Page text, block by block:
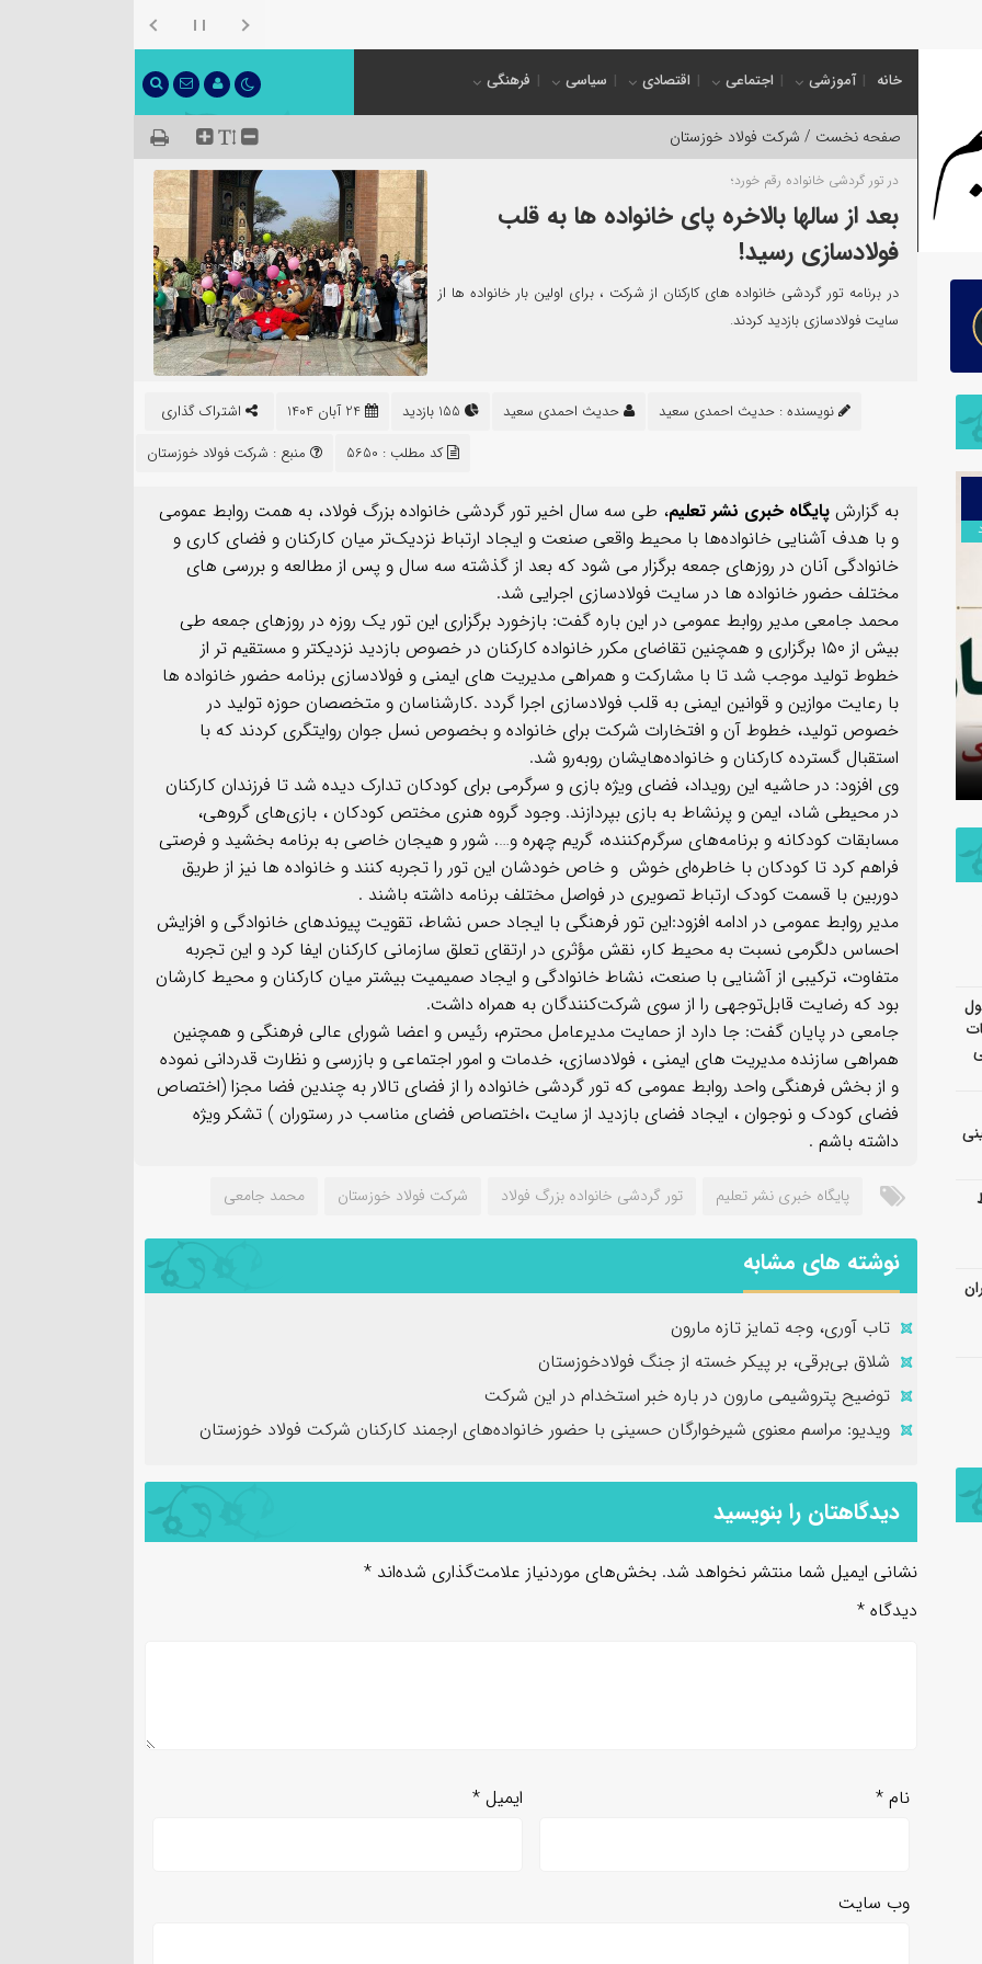
جدی
خانه آموزشی اجتماعی اقتصادی سیاسی فرهنگی
صفحه نخست / شرکت فولاد خوزستان
در تور گردشی خانواده رقم خورد؛
بعد از سالها بالاخره پای خانواده ها به قلب
فولادسازی رسید!
در برنامه تور گردشی خانواده های کارکنان از شرکت ، برای اولین بار خانواده ها از
سایت فولادسازی بازدید کردند.
اشتراک گذاری حدیث احمدی سعید نویسنده : حدیث احمدی سعید
منبع : شرکت فولاد خوزستان کد مطلب : 5650
به گزارش پایگاه خبری نشر تعلیم، طی سه سال اخیر تور گردشی خانواده بزرگ فولاد، به همت روابط‌ عمومی
و با هدف آشنایی خانواده‌ها با محیط واقعی صنعت و ایجاد ارتباط نزدیک‌تر میان کارکنان و فضای کاری و
خانوادگی آنان در روزهای جمعه برگزار می شود که بعد از گذشته سه سال و پس از مطالعه و بررسی های
مختلف حضور خانواده ها در سایت فولادسازی اجرایی شد.
محمد جامعی مدیر روابط عمومی در این باره گفت: بازخورد برگزاری این تور یک روزه در روزهای جمعه طی
بیش از ۱۵۰ برگزاری و همچنین تقاضای مکرر خانواده کارکنان در خصوص بازدید نزدیکتر و مستقیم تر از
خطوط تولید موجب شد تا با مشارکت و همراهی مدیریت های ایمنی و فولادسازی برنامه حضور خانواده ها
با رعایت موازین و قوانین ایمنی به قلب فولادسازی اجرا گردد .کارشناسان و متخصصان حوزه تولید در
خصوص تولید، خطوط آن و‌ افتخارات شرکت برای خانواده و بخصوص نسل جوان روایتگری کردند که با
استقبال گسترده کارکنان و خانواده‌هایشان روبه‌رو شد.
وی افزود: در حاشیه این رویداد، فضای ویژه بازی و سرگرمی برای کودکان تدارک دیده شد تا فرزندان کارکنان
در محیطی شاد، ایمن و پرنشاط به بازی بپردازند. وجود گروه هنری مختص کودکان ، بازی‌های گروهی،
مسابقات کودکانه و برنامه‌های سرگرم‌کننده، گریم چهره و…. شور و هیجان خاصی به برنامه بخشید و فرصتی
فراهم کرد تا کودکان با خاطره‌ای خوش و خاص خودشان این تور را تجربه کنند و خانواده ها نیز از طریق
دوربین با قسمت کودک ارتباط تصویری در فواصل مختلف برنامه داشته باشند .
مدیر روابط عمومی در ادامه افزود:این تور فرهنگی با ایجاد حس نشاط، تقویت پیوندهای خانوادگی و افزایش
احساس دلگرمی نسبت به محیط کار، نقش مؤثری در ارتقای تعلق سازمانی کارکنان ایفا کرد و این تجربه
متفاوت، ترکیبی از آشنایی با صنعت، نشاط خانوادگی و ایجاد صمیمیت بیشتر میان کارکنان و محیط کارشان
بود که رضایت قابل‌توجهی را از سوی شرکت‌کنندگان به همراه داشت.
جامعی در پایان گفت: جا دارد از حمایت مدیرعامل محترم، رئیس و اعضا شورای عالی فرهنگی و همچنین
همراهی سازنده مدیریت های ایمنی ، فولادسازی، خدمات و امور اجتماعی و بازرسی و نظارت قدردانی نموده
و از بخش فرهنگی واحد روابط عمومی که تور گردشی خانواده را از فضای تالار به چندین فضا مجزا (اختصاص
فضای کودک و نوجوان ، ایجاد فضای بازدید از سایت ،اختصاص فضای مناسب در رستوران ) تشکر ویژه
داشته باشم .
پايگاه خبری نشر تعلیم تور گردشی خانواده بزرگ فولاد شرکت فولاد خوزستان محمد جامعی
نوشته های مشابه
تاب آوری، وجه تمایز تازه مارون
شلاق‌ بی‌برقی، بر پیکر خسته‌ از جنگ فولادخوزستان
توضیح پتروشیمی مارون در باره خبر استخدام در این شرکت
ویدیو: مراسم معنوی شیرخوارگان حسینی با حضور خانواده‌های ارجمند کارکنان شرکت فولاد خوزستان
دیدگاهتان را بنویسید
نشانی ایمیل شما منتشر نخواهد شد. بخش‌های موردنیاز علامت‌گذاری شده‌اند *
دیدگاه *
نام* ایمیل *
وب‌ سایت
۱۳
مرداد
پیام فرمانده سپاه شهرستان بندرماهشهر
به مناسبت اربعین حسینی
مرداد
روایت صنعت فولاد،‌ رسالت خبرنگار